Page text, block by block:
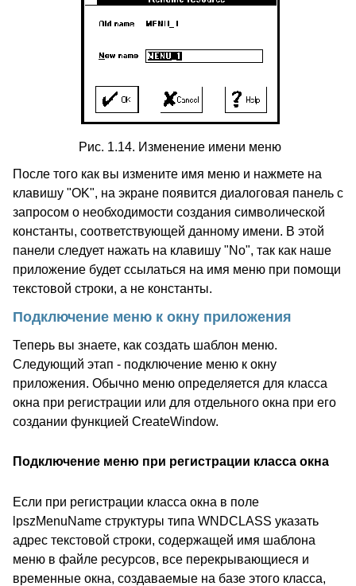
Рис. 1.14. Изменение имени меню
После того как вы измените имя меню и нажмете на
клавишу "OK", на экране появится диалоговая панель с
запросом о необходимости создания символической
константы, соответствующей данному имени. В этой
панели следует нажать на клавишу "No", так как наше
приложение будет ссылаться на имя меню при помощи
текстовой строки, а не константы.
Подключение меню к окну приложения
Теперь вы знаете, как создать шаблон меню.
Следующий этап - подключение меню к окну
приложения. Обычно меню определяется для класса
окна при регистрации или для отдельного окна при его
создании функцией CreateWindow.
Подключение меню при регистрации класса окна
Если при регистрации класса окна в поле
lpszMenuName структуры типа WNDCLASS указать
адрес текстовой строки, содержащей имя шаблона
меню в файле ресурсов, все перекрывающиеся и
временные окна, создаваемые на базе этого класса,